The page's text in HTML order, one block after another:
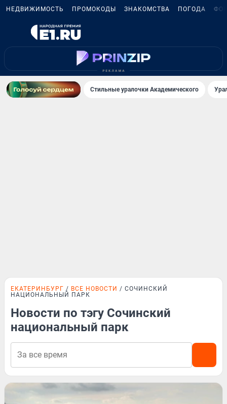
НЕДВИЖИМОСТЬ ПРОМОКОДЫ ЗНАКОМСТВА ПОГОДА
Стильные уралочки Академического
ЕКАТЕРИНБУРГ ВСЕ НОВОСТИ
СОЧИНСКИЙ
НАЦИОНАЛЬНЫЙ ПАРК
Новости по тэгу Сочинский
национальный парк